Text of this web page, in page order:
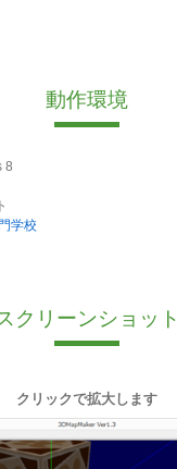
動作環境
8
学校
クリーンショット
クリックで拡大します